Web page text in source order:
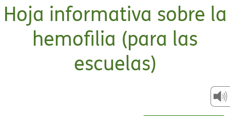
biblioteca
KidsHealth
Hoja informativa sobre la
hemofilia (para las
escuelas)